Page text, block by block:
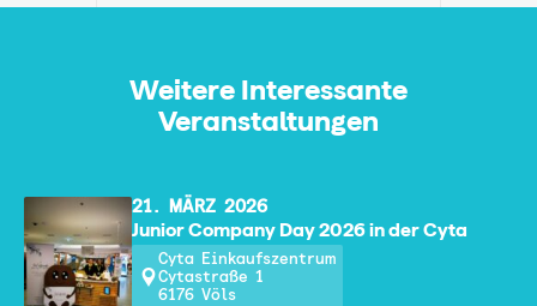
Weitere Interessante
Veranstaltungen
21. MÄRZ 2026
Junior Company Day 2026 in der Cyta
Cyta Einkaufszentrum
Cytastraße 1
6176 Völs